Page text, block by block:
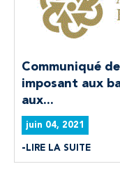
Communiqué
imposant aux
aux...
juin 04, 2021
LIRE LA SUITE